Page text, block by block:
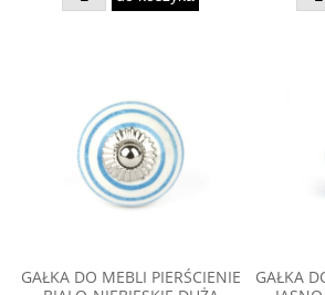
GAŁKA DO MEBLI PIERŚCIENIE
GAŁKA